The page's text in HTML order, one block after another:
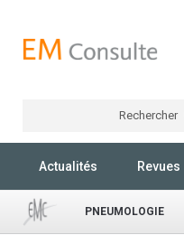
Rechercher
Actualités Revues
PNEUMOLOGIE